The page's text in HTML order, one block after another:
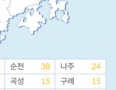
순천 38 나주
24
곡성 15 구례
15